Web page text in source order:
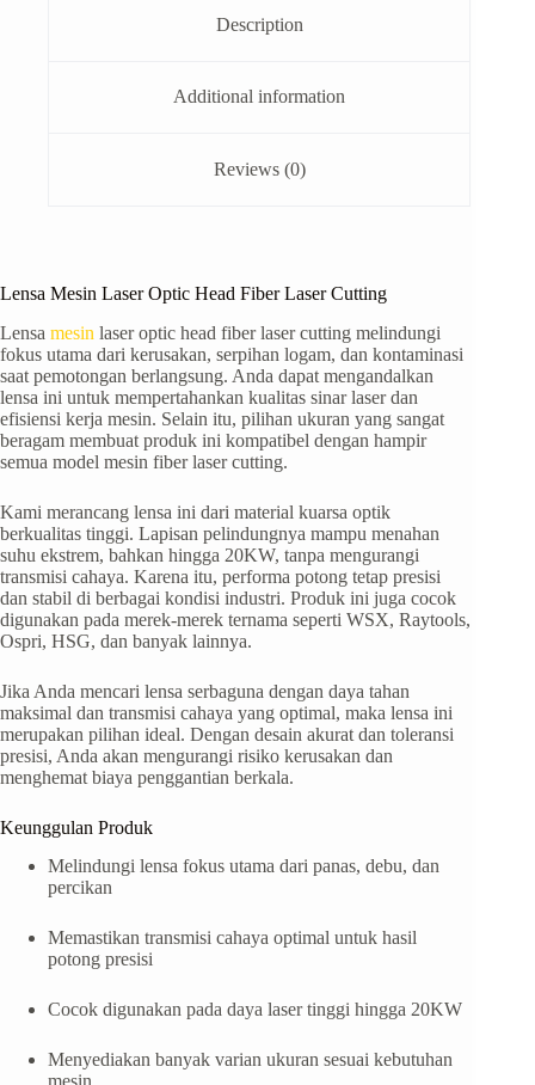
Description
Additional information
Reviews (0)
Lensa Mesin Laser Optic Head Fiber Laser Cutting
Lensa mesin laser optic head fiber laser cutting melindungi
fokus utama dari kerusakan, serpihan logam, dan kontaminasi
saat pemotongan berlangsung. Anda dapat mengandalkan
lensa ini untuk mempertahankan kualitas sinar laser dan
efisiensi kerja mesin. Selain itu, pilihan ukuran yang sangat
beragam membuat produk ini kompatibel dengan hampir
semua model mesin fiber laser cutting.
Kami merancang lensa ini dari material kuarsa optik
berkualitas tinggi. Lapisan pelindungnya mampu menahan
suhu ekstrem, bahkan hingga 20KW, tanpa mengurangi
transmisi cahaya. Karena itu, performa potong tetap presisi
dan stabil di berbagai kondisi industri. Produk ini juga cocok
digunakan pada merek-merek ternama seperti WSX, Raytools,
Ospri, HSG, dan banyak lainnya.
Jika Anda mencari lensa serbaguna dengan daya tahan
maksimal dan transmisi cahaya yang optimal, maka lensa ini
merupakan pilihan ideal. Dengan desain akurat dan toleransi
presisi, Anda akan mengurangi risiko kerusakan dan
menghemat biaya penggantian berkala.
Keunggulan Produk
Melindungi lensa fokus utama dari panas, debu, dan
percikan
Memastikan transmisi cahaya optimal untuk hasil
potong presisi
Cocok digunakan pada daya laser tinggi hingga 20KW
Menyediakan banyak varian ukuran sesuai kebutuhan